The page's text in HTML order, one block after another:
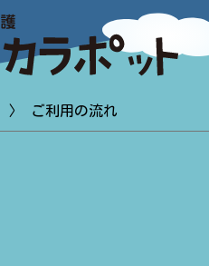
〉 ご利用の流れ